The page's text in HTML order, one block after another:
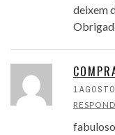
deixem
1